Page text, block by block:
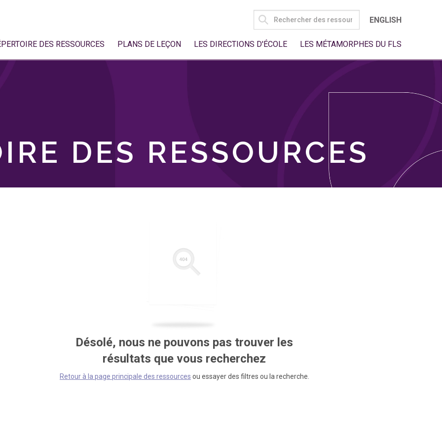
SEARCH
FOR:
ENGLISH
DES RESSOURCES PLANS DE LEÇON LES DIRECTIONS D'ÉCOLE LES MÉTAMORPHES DU FLS
DES RESSOURCES
Désolé, nous ne pouvons pas trouver les
résultats que vous recherchez
Retour à la page principale des ressources ou essayer des filtres ou la recherche.